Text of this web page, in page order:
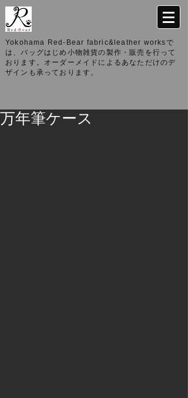
Yokohama Red-Bear fabric&leather worksで
は、バッグはじめ小物雑貨の製作・販売を行って
おります。オーダーメイドによるあなただけのデ
ザインも承っております。
万年筆ケース